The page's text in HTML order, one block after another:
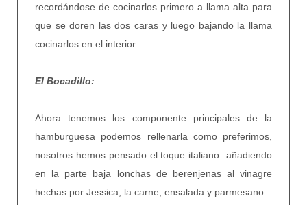
recordándose de cocinarlos primero a llama alta para
que se doren las dos caras y luego bajando la llama
cocinarlos en el interior.
El Bocadillo:
Ahora tenemos los componente principales de la
hamburguesa podemos rellenarla como preferimos,
nosotros hemos pensado el toque italiano añadiendo
en la parte baja lonchas de berenjenas al vinagre
hechas por Jessica, la carne, ensalada y parmesano.